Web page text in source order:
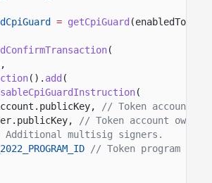
= getCpiGuard
(
(). add (
(
// Token account
// Token account
multisig signers.
// Token program